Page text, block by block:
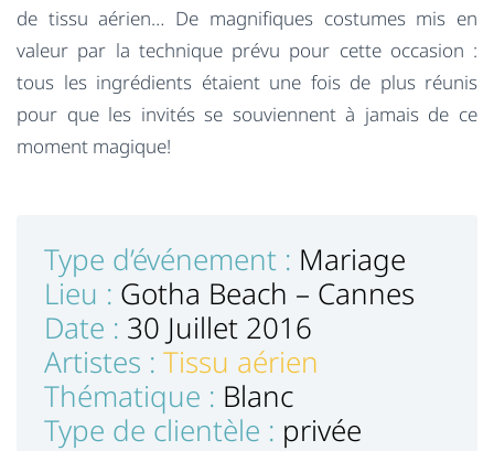
de tissu aérien… De magnifiques costumes mis en
valeur par la technique prévu pour cette occasion :
tous les ingrédients étaient une fois de plus réunis
pour que les invités se souviennent à jamais de ce
moment magique!
Type d’événement : Mariage
Lieu : Gotha Beach – Cannes
Date : 30 Juillet 2016
Artistes : Tissu aérien
Thématique : Blanc
Type de clientèle : privée